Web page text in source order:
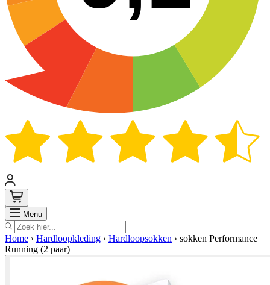
Menu Zoek
Home › Hardloopkleding › Hardloopsokken › sokken Performance
Running (2 paar)